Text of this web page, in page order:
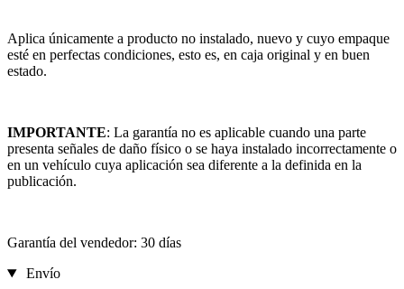
Aplica únicamente a producto no instalado, nuevo y cuyo empaque
esté en perfectas condiciones, esto es, en caja original y en buen
estado.
IMPORTANTE: La garantía no es aplicable cuando una parte
presenta señales de daño físico o se haya instalado incorrectamente o
en un vehículo cuya aplicación sea diferente a la definida en la
publicación.
Garantía del vendedor: 30 días
Envío